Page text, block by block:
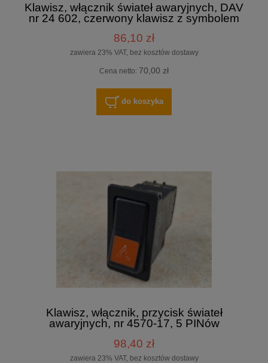
Klawisz, włącznik świateł awaryjnych, DAV
nr 24 602, czerwony klawisz z symbolem
86,10 zł
zawiera 23% VAT, bez kosztów dostawy
Cena netto: 70,00 zł
do koszyka
Klawisz, włącznik, przycisk świateł
awaryjnych, nr 4570-17, 5 PINów
98,40 zł
zawiera 23% VAT, bez kosztów dostawy